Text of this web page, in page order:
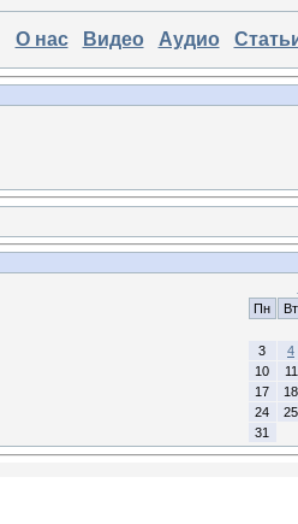
О нас Видео Аудио
Пн
Вт
3
4
10
11
17
18
24
25
31